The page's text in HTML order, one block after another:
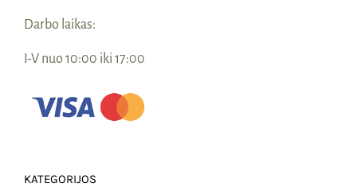
Darbo laikas:
I-V nuo 10:00 iki 17:00
KATEGORIJOS